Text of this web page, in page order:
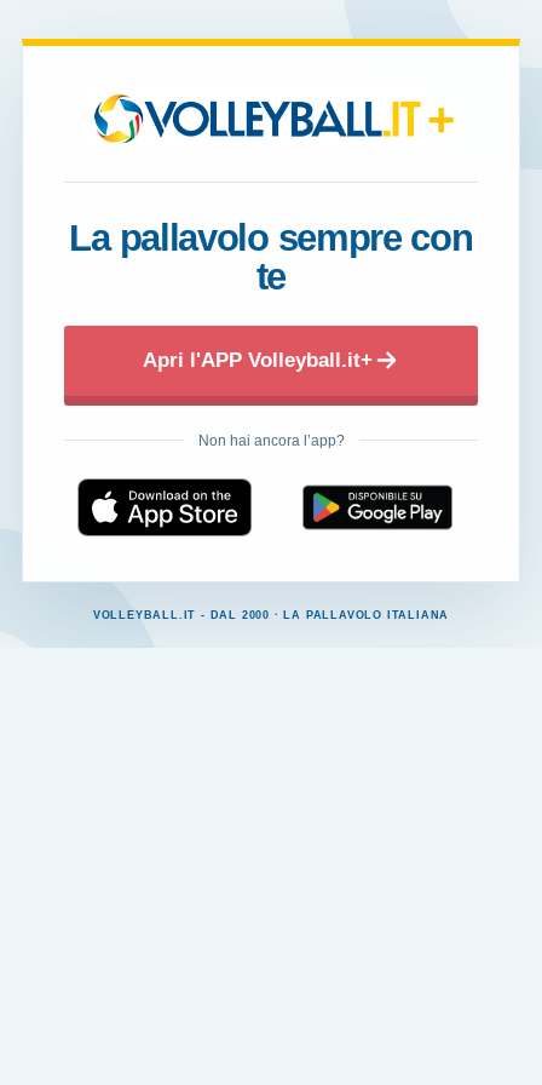
+
La pallavolo sempre con
te
Apri l'APP Volleyball.it+
Non hai ancora l’app?
VOLLEYBALL.IT - DAL 2000 · LA PALLAVOLO ITALIANA